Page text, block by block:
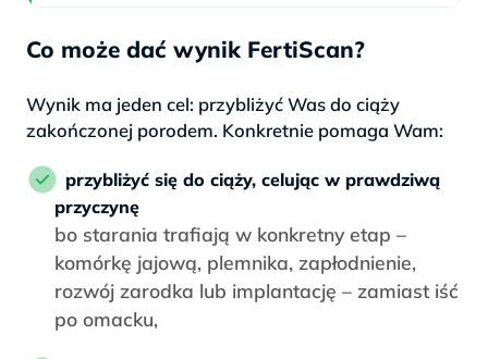
Co może dać wynik FertiScan?
Wynik ma jeden cel: przybliżyć Was do ciąży
zakończonej porodem. Konkretnie pomaga Wam:
przybliżyć się do ciąży, celując w prawdziwą
przyczynę
bo starania trafiają w konkretny etap –
komórkę jajową, plemnika, zapłodnienie,
rozwój zarodka lub implantację – zamiast iść
po omacku,